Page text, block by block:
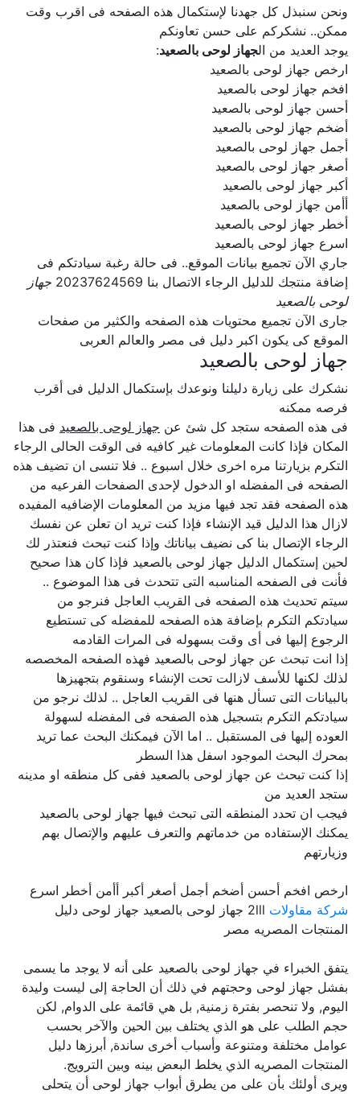
ونحن سنبذل كل جهدنا لإستكمال هذه الصفحه فى اقرب وقت
ممكن.. نشكركم على حسن تعاونكم
يوجد العديد من ال جهاز لوحى بالصعيد:
ارخص جهاز لوحى بالصعيد
افخم جهاز لوحى بالصعيد
أحسن جهاز لوحى بالصعيد
أضخم جهاز لوحى بالصعيد
أجمل جهاز لوحى بالصعيد
أصغر جهاز لوحى بالصعيد
أكبر جهاز لوحى بالصعيد
أأمن جهاز لوحى بالصعيد
أخطر جهاز لوحى بالصعيد
اسرع جهاز لوحى بالصعيد
جاري الآن تجميع بيانات الموقع.. فى حالة رغبة سيادتكم فى
إضافة منتجك للدليل الرجاء الاتصال بنا 20237624569
جهاز
لوحى بالصعيد
جارى الآن تجميع محتويات هذه الصفحه والكثير من صفحات
الموقع كى يكون اكبر دليل فى مصر والعالم العربى
جهاز لوحى بالصعيد
نشكرك على زيارة دليلنا ونوعدك بإستكمال الدليل فى أقرب
فرصه ممكنه
فى هذه الصفحه ستجد كل شئ عنجهاز لوحى بالصعيدفى هذا
المكان فإذا كانت المعلومات غير كافيه فى الوقت الحالى الرجاء
التكرم بزيارتنا مره اخرى خلال اسبوع .. فلا تنسى ان تضيف هذه
الصفحه فى المفضله او الدخول لإحدى الصفحات الفرعيه من
هذه الصفحه فقد تجد فيها مزيد من المعلومات الإضافيه المفيده
لازال هذا الدليل قيد الإنشاء فإذا كنت تريد ان تعلن عن نفسك
الرجاء الإتصال بنا كى نضيف بياناتك وإذا كنت تبحث فنعتذر لك
لحين إستكمال الدليل جهاز لوحى بالصعيد فإذا كان هذا صحيح
فأنت فى الصفحه المناسبه التى تتحدث فى هذا الموضوع ..
سيتم تحديث هذه الصفحه فى القريب العاجل فنرجو من
سيادتكم التكرم بإضافة هذه الصفحه للمفضله كى تستطيع
الرجوع إليها فى أى وقت بسهوله فى المرات القادمه
إذا انت تبحث عن جهاز لوحى بالصعيد فهذه الصفحه المخصصه
لذلك لكنها للأسف لازالت تحت الإنشاء وسنقوم بتجهيزها
بالبيانات التى تسأل هنها فى القريب العاجل .. لذلك نرجو من
سيادتكم التكرم بتسجيل هذه الصفحه فى المفضله لسهولة
العوده إليها فى المستقبل .. اما الآن فيمكنك البحث عما تريد
بمحرك البحث الموجود اسفل هذا السطر
إذا كنت تبحث عن جهاز لوحى بالصعيد ففى كل منطقه او مدينه
ستجد العديد من
فيجب ان تحدد المنطقه التى تبحث فيها جهاز لوحى بالصعيد
يمكنك الإستفاده من خدماتهم والتعرف عليهم والإتصال بهم
وزيارتهم
ارخص افخم أحسن أضخم أجمل أصغر أكبر أأمن أخطر اسرع
شركة مقاولات
2lll جهاز لوحى بالصعيد جهاز لوحى دليل
المنتجات المصريه مصر
يتفق الخبراء في جهاز لوحى بالصعيد على أنه لا يوجد ما يسمى
بفشل جهاز لوحى وحجتهم في ذلك أن الحاجة إلى ليست وليدة
اليوم, ولا تنحصر بفترة زمنية, بل هي قائمة على الدوام, لكن
حجم الطلب على هو الذي يختلف بين الحين والآخر بحسب
عوامل مختلفة ومتنوعة وأسباب أخرى ساندة, أبرزها دليل
المنتجات المصريه الذي يخلط البعض بينه وبين الترويج.
ويرى أولئك بأن على من يطرق أبواب جهاز لوحى أن يتحلى